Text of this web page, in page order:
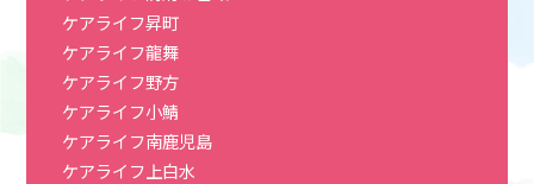
ケアライフ昇町
ケアライフ龍舞
ケアライフ野方
ケアライフ小鯖
ケアライフ南鹿児島
ケアライフ上白水